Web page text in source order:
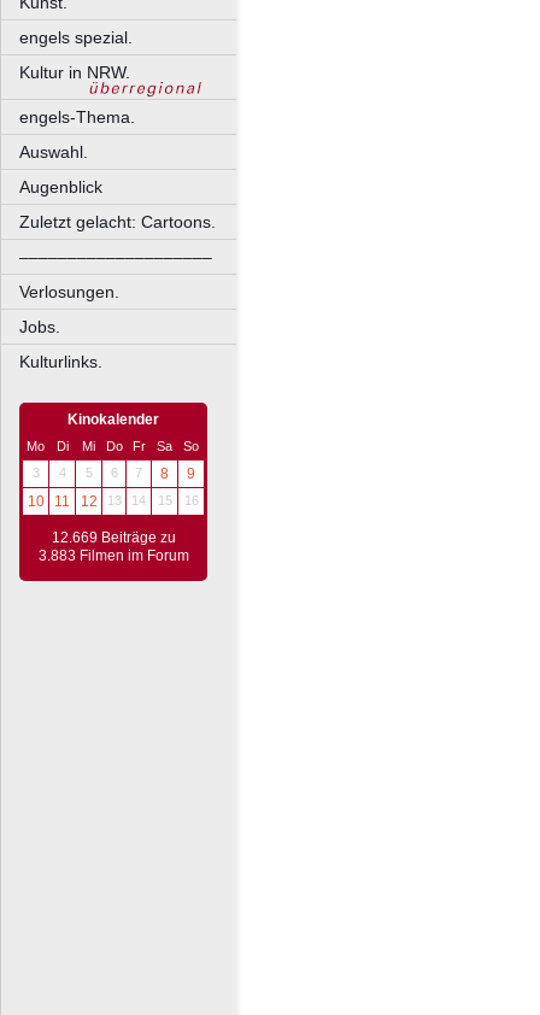
engels spezial.
Kultur in NRW.
engels-Thema.
Auswahl.
Augenblick
Zuletzt gelacht: Cartoons.
––––––––––––––––––––
Verlosungen.
Jobs.
Kulturlinks.
Kinokalender
Mo Di Mi Do Fr Sa
So
3
4 5 6 7 8
9
10
11 12 13 14 15 16
12.669 Beiträge zu
3.883 Filmen im Forum